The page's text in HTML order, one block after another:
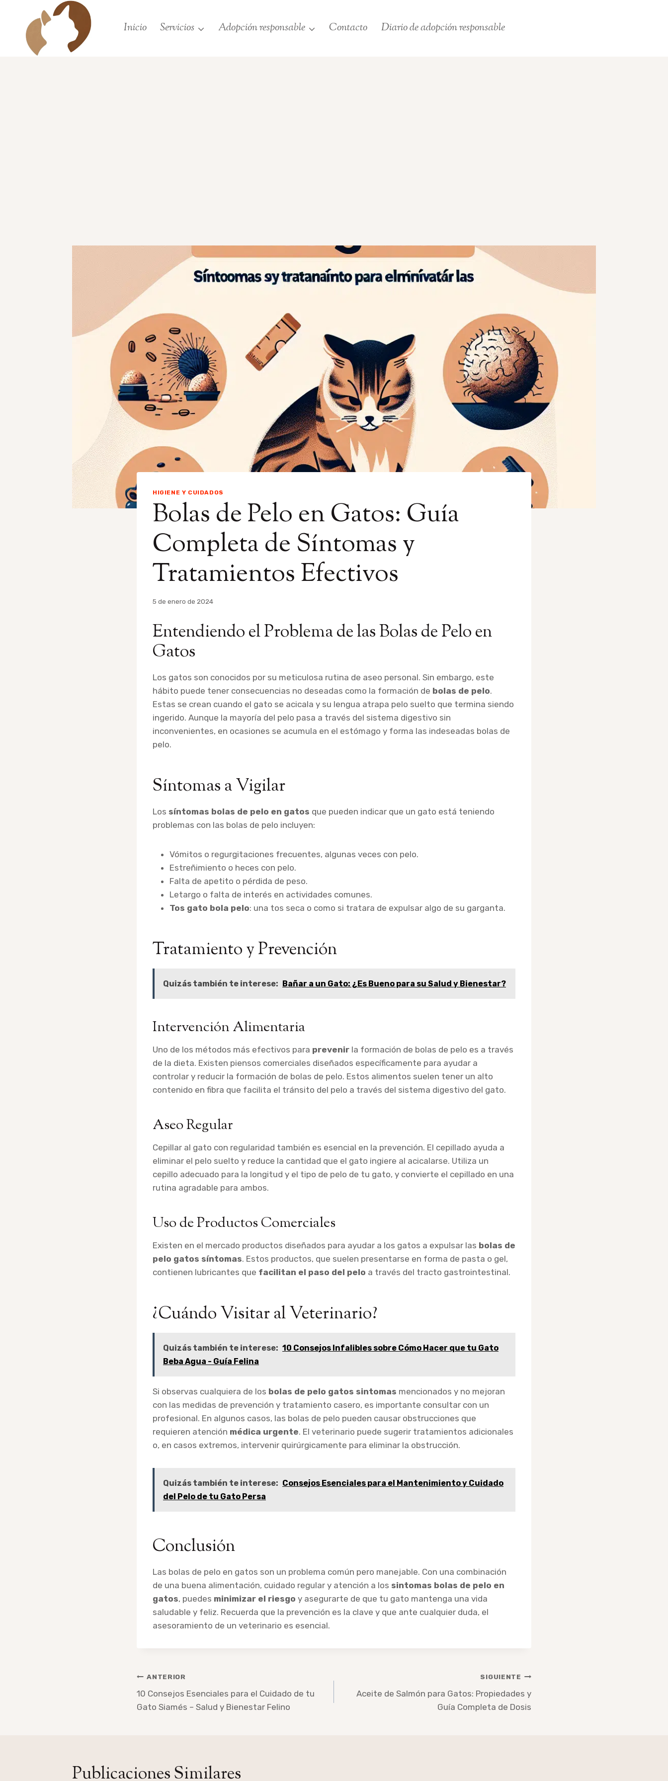
contenido
Inicio Servicios Adopción responsable Contacto Diario de adopción responsable
HIGIENE Y CUIDADOS
Bolas de Pelo en Gatos: Guía
Completa de Síntomas y
Tratamientos Efectivos
Por
5 de enero de 2024
Entendiendo el Problema de las Bolas de Pelo en
Gatos
Los gatos son conocidos por su meticulosa rutina de aseo personal. Sin embargo, este
hábito puede tener consecuencias no deseadas como la formación de bolas de pelo.
Estas se crean cuando el gato se acicala y su lengua atrapa pelo suelto que termina siendo
ingerido. Aunque la mayoría del pelo pasa a través del sistema digestivo sin
inconvenientes, en ocasiones se acumula en el estómago y forma las indeseadas bolas de
pelo.
Síntomas a Vigilar
Los síntomas bolas de pelo en gatos que pueden indicar que un gato está teniendo
problemas con las bolas de pelo incluyen:
Vómitos o regurgitaciones frecuentes, algunas veces con pelo.
Estreñimiento o heces con pelo.
Falta de apetito o pérdida de peso.
Letargo o falta de interés en actividades comunes.
Tos gato bola pelo: una tos seca o como si tratara de expulsar algo de su garganta.
Tratamiento y Prevención
Quizás también te interese: Bañar a un Gato: ¿Es Bueno para su Salud y Bienestar?
Intervención Alimentaria
Uno de los métodos más efectivos para prevenir la formación de bolas de pelo es a través
de la dieta. Existen piensos comerciales diseñados específicamente para ayudar a
controlar y reducir la formación de bolas de pelo. Estos alimentos suelen tener un alto
contenido en fibra que facilita el tránsito del pelo a través del sistema digestivo del gato.
Aseo Regular
Cepillar al gato con regularidad también es esencial en la prevención. El cepillado ayuda a
eliminar el pelo suelto y reduce la cantidad que el gato ingiere al acicalarse. Utiliza un
cepillo adecuado para la longitud y el tipo de pelo de tu gato, y convierte el cepillado en una
rutina agradable para ambos.
Uso de Productos Comerciales
Existen en el mercado productos diseñados para ayudar a los gatos a expulsar las bolas de
pelo gatos síntomas. Estos productos, que suelen presentarse en forma de pasta o gel,
contienen lubricantes que facilitan el paso del pelo a través del tracto gastrointestinal.
¿Cuándo Visitar al Veterinario?
Quizás también te interese: 10 Consejos Infalibles sobre Cómo Hacer que tu Gato
Beba Agua - Guía Felina
Si observas cualquiera de los bolas de pelo gatos sintomas mencionados y no mejoran
con las medidas de prevención y tratamiento casero, es importante consultar con un
profesional. En algunos casos, las bolas de pelo pueden causar obstrucciones que
requieren atención médica urgente. El veterinario puede sugerir tratamientos adicionales
o, en casos extremos, intervenir quirúrgicamente para eliminar la obstrucción.
Quizás también te interese: Consejos Esenciales para el Mantenimiento y Cuidado
del Pelo de tu Gato Persa
Conclusión
Las bolas de pelo en gatos son un problema común pero manejable. Con una combinación
de una buena alimentación, cuidado regular y atención a los sintomas bolas de pelo en
gatos, puedes minimizar el riesgo y asegurarte de que tu gato mantenga una vida
saludable y feliz. Recuerda que la prevención es la clave y que ante cualquier duda, el
asesoramiento de un veterinario es esencial.
Navegación
de
ANTERIOR
10 Consejos Esenciales para el Cuidado de tu
Gato Siamés – Salud y Bienestar Felino
SIGUIENTE
Aceite de Salmón para Gatos: Propiedades y
Guía Completa de Dosis
Publicaciones Similares